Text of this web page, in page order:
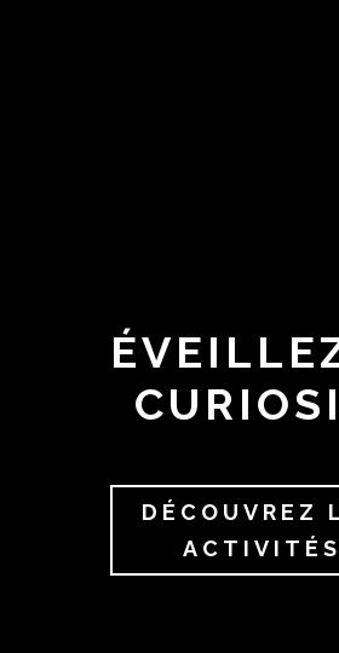
DÉCOUVREZ
ACTIVITÉS